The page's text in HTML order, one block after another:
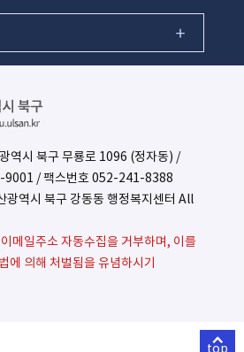
역시 북구 무룡로 1096 (정자동) /
9001 / 팩스번호 052-241-8388
역시 북구 강동동 행정복지센터 All
메일주소 자동수집을 거부하며, 이를
에 의해 처벌됨을 유념하시기